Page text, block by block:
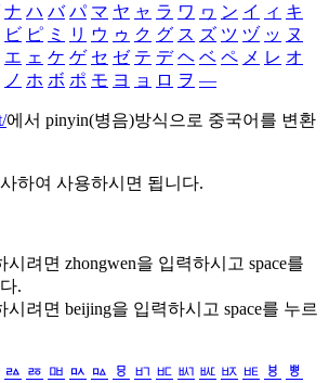
ナ ハ バ パ マ ヤ ャ ラ ワ ヮ ン イ ィ キ
ビ ピ ミ リ ウ ゥ ク グ ス ズ ツ ヅ ッ ヌ
エ ェ ケ ゲ セ ゼ テ デ ヘ ベ ペ メ レ オ
ノ ホ ボ ポ モ ヨ ョ ロ ヲ ―
에서 pinyin(병음)방식으로 중국어를 변환
하여 사용하시면 됩니다.
시려면 zhongwen을 입력하시고 space를
.
시려면 beijing을 입력하시고 space를 누르
ㅬ ㅭ ㅮ ㅯ ㅰ ㅱ ㅲ ㅳ ㅴ ㅵ ㅶ ㅷ ㅸ
ㅹ